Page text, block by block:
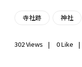
寺社跡 神社
302Views 0Like